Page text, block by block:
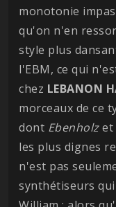
monotonie
qu'on n'en
style plus
l'EBM, ce qui
chez LEBANON
morceaux de ce
dont Ebenholzet
les plus dignes
n'est pas
synthétiseurs